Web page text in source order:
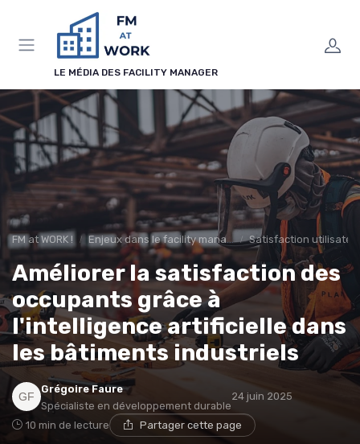
LE MÉDIA DES FACILITY MANAGER
FM at WORK ! Enjeux dans le facility management Satisfaction
Améliorer la satisfaction des
occupants grâce à
l'intelligence artificielle dans
les bâtiments industriels
Grégoire Faure
Spécialiste en développement durable
24 juin 2025
10 min de lecture Partager cette page
Panneau de gestion des cookies